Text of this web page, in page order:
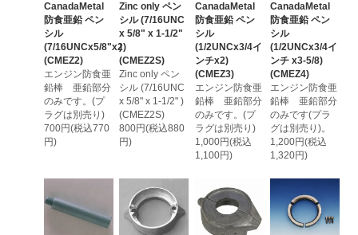
CanadaMetal
防食亜鉛 ペン
シル
(7/16UNCx5/8"x2)
(CMEZ2)
エンジン防食亜
鉛棒 亜鉛部分
のみです。(プ
ラグは別売り)
700円(税込770
円)
Zinc only ペン
シル (7/16UNC
x 5/8" x 1-1/2"
)
(CMEZ2S)
Zinc only ペン
シル (7/16UNC
x 5/8" x 1-1/2" )
(CMEZ2S)
800円(税込880
円)
CanadaMetal
防食亜鉛 ペン
シル
(1/2UNCx3/4イ
ンチx2)
(CMEZ3)
エンジン防食亜
鉛棒 亜鉛部分
のみです。(プ
ラグは別売り)
1,000円(税込
1,100円)
CanadaMetal
防食亜鉛 ペン
シル
(1/2UNCx3/4イ
ンチ x3-5/8)
(CMEZ4)
エンジン防食亜
鉛棒 亜鉛部分
のみです(プラ
グは別売り)。
1,200円(税込
1,320円)